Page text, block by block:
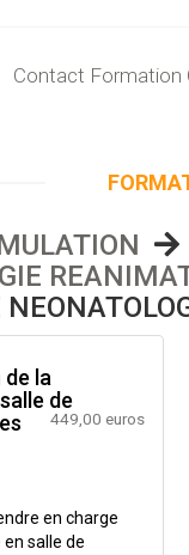
Contact Formation
la
de
449,00 euros
en charge
salle de